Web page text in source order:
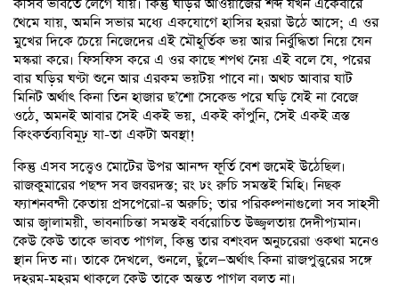
কীসব ভাবতে লেগে যায়। কিন্তু ঘড়ির আওয়াজের শব্দ যখন একেবারে
থেমে যায়, অমনি সভার মধ্যে একযোগে হাসির হররা উঠে আসে; এ ওর
মুখের দিকে চেয়ে নিজেদের এই মৌহূর্তিক ভয় আর নির্বুদ্ধিতা নিয়ে যেন
মস্করা করে। ফিসফিস করে এ ওর কাছে শপথ নেয় এই বলে যে, পরের
বার ঘড়ির ঘণ্টা শুনে আর এরকম ভয়টয় পাবে না। অথচ আবার ষাট
মিনিট অর্থাৎ কিনা তিন হাজার ছ’শো সেকেন্ড পরে ঘড়ি যেই না বেজে
ওঠে, অমনই আবার সেই একই ভয়, একই কাঁপুনি, সেই একই ত্রস্ত
কিংকর্তব্যবিমূঢ় যা-তা একটা অবস্থা!
কিন্তু এসব সত্ত্বেও মোটের উপর আনন্দ ফূর্তি বেশ জমেই উঠেছিল।
রাজকুমারের পছন্দ সব জবরদস্ত; রং ঢং রুচি সমস্তই মিহি। নিছক
ফ্যাশনবন্দী কেতায় প্রসপেরো-র অরুচি; তার পরিকল্পনাগুলো সব সাহসী
আর জ্বালাময়ী, ভাবনাচিন্তা সমস্তই বর্বরোচিত উজ্জ্বলতায় দেদীপ্যমান।
কেউ কেউ তাকে ভাবত পাগল, কিন্তু তার বশংবদ অনুচরেরা ওকথা মনেও
স্থান দিত না। তাকে দেখলে, শুনলে, ছুঁলে—অর্থাৎ কিনা রাজপুত্তুরের সঙ্গে
দহরম-মহরম থাকলে কেউ তাকে অন্তত পাগল বলত না।